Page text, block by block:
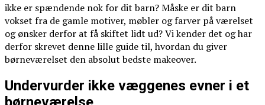
ikke er spændende nok for dit barn? Måske er dit barn
vokset fra de gamle motiver, møbler og farver på værelset
og ønsker derfor at få skiftet lidt ud? Vi kender det og har
derfor skrevet denne lille guide til, hvordan du giver
børneværelset den absolut bedste makeover.
Undervurder ikke væggenes evner i et